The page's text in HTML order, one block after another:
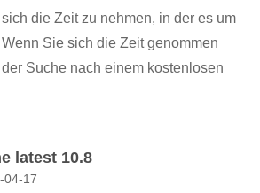
die Zeit zu nehmen, in der es um
Sie sich die Zeit genommen
Suche nach einem kostenlosen
von 40 bis 40 Jahren und ist in
zu verbessern. Es ist nicht einfach,
latest 10.8
04-17